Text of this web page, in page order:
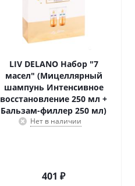
LIV DELANO Набор "7
масел" (Мицеллярный
шампунь Интенсивное
восстановление 250 мл +
Бальзам-филлер 250 мл)
Нет в наличии
401 ₽